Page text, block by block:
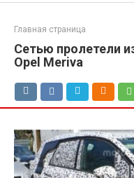
Главная страница
Сетью пролетели
Opel Meriva